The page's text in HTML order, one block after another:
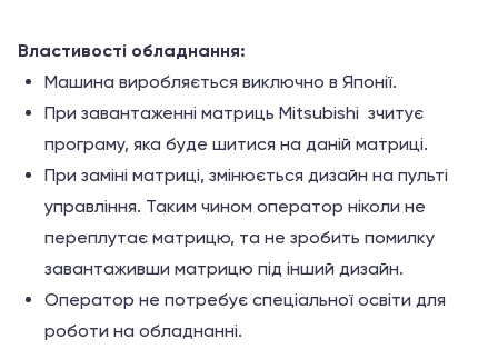
Властивості обладнання:
Машина виробляється виключно в Японії.
При завантаженні матриць Mitsubishi зчитує
програму, яка буде шитися на даній матриці.
При заміні матриці, змінюється дизайн на пульті
управління. Таким чином оператор ніколи не
переплутає матрицю, та не зробить помилку
завантаживши матрицю під інший дизайн.
Оператор не потребує спеціальної освіти для
роботи на обладнанні.